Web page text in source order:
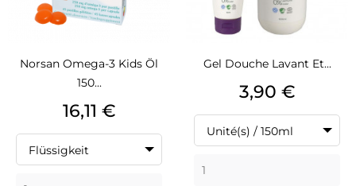
Norsan Omega-3 Kids Öl
150...
Preis
16,11 €
Flüssigkeit
Gel Douche Lavant Et...
Preis
3,90 €
Unité(s) / 150ml